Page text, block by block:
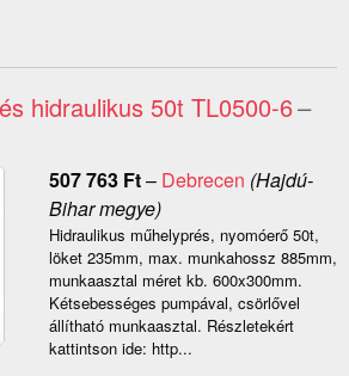
hidraulikus 50t TL0500-6–
507 763 Ft– Debrecen (Hajdú-
Bihar megye)
Hidraulikus műhelyprés, nyomóerő 50t,
löket 235mm, max. munkahossz 885mm,
munkaasztal méret kb. 600x300mm.
Kétsebességes pumpával, csörlővel
állítható munkaasztal. Részletekért
kattintson ide: http...